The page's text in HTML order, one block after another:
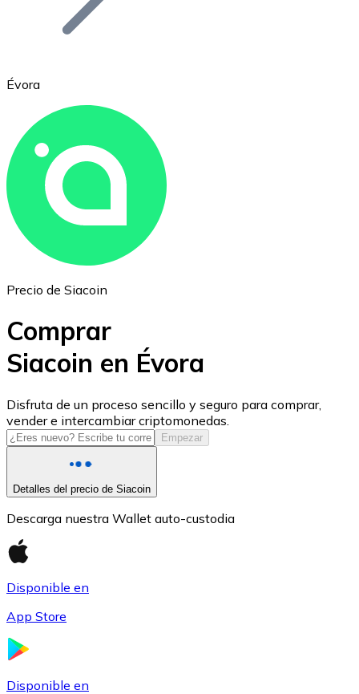
Ethereum
ETH
USD Coin
USDC
Évora
Precio de Siacoin
Comprar
Siacoin en Évora
Disfruta de un proceso sencillo y seguro para comprar,
vender e intercambiar criptomonedas.
Empezar
Detalles del precio de Siacoin
Descarga nuestra Wallet auto-custodia
Disponible en
App Store
Disponible en